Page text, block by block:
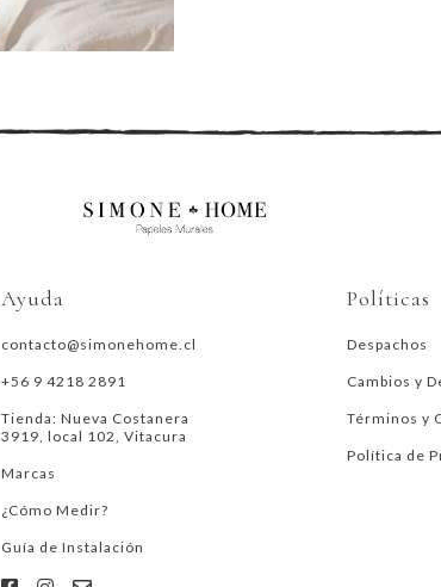
Ayuda
contacto@simonehome.cl
+56 9 4218 2891
Tienda: Nueva Costanera
3919, local 102, Vitacura
Marcas
¿Cómo Medir?
Guía de Instalación
Políticas
Despachos
Cambios y
Términos y
Política de